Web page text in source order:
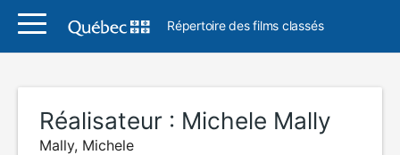
Répertoire des films classés
Réalisateur : Michele Mally
Mally, Michele